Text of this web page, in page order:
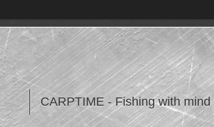
CARPTIME - Fishing with mind